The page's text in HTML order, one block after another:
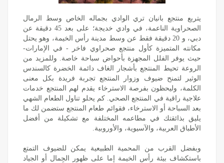
يتربع منتجع بانيان تري الوادي بجماله الخاص وسط الرمال
الصحراوية الناعمة، في وادي خديجة؛ على بعد 45 دقيقة عن
دبي، و 20 دقيقة فقط عن وسط مدينة رأس الخيمة، وهو يحتل
مكانته المتميزة كأول منتجع صحراوي فاخر - في الإمارات-
حيث يوفر الفلل المجهزة بأحواض سباحة خاصة. وللمزيد من
الروعة تحيط المنتجع بأشجار الغاف دائمة ‏الخضرة كالسندس
الوثير لتمنح ضيوف وزوار المنتجع تجربة فريدة بكل معنى
الكلمة، وليحظون بفرصة الاسترخاء يقدم لهم المنتجع خدمات
علاجية راقية في المنتجع الصحي. كم يحلو تناول الطعام الشهي
بعد السباحة أو الاسترخاء، فقوائم طعام المنتجع ستضمن لك ما
يليق بذائقتك في مطاعمه المختلفة مع تشكيلة من أفضل
الأطباق العربية، والآسيوية، والأوروبية. ‏
وبفضل القرب من المحمية الطبيعية يمكن للضيوف التمتع
باستكشاف بيئة رأس الخيمة إما على ظهور الجِمال أو الجياد